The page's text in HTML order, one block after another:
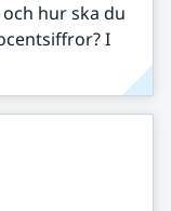
hur ska du
I